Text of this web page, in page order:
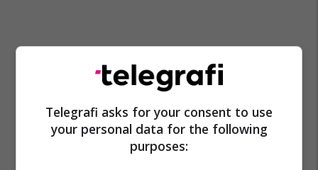
Telegrafi asks for your consent to use
your personal data for the following
purposes: